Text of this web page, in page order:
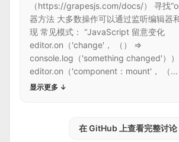
（https://grapesjs.com/docs/） 寻找
器方法 大多数操作可以通过监听编辑器
现 常见模式： “JavaScript 留意变化
editor.on（'change'， （） =>
console.log（'something changed'）
editor.on（'component：mount'， （...
显示更多 ↓
在 GitHub 上查看完整讨论